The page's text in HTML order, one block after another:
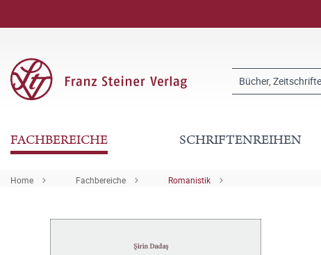
FACHBEREICHE SCHRIFTENREIHEN
Home Fachbereiche Romanistik